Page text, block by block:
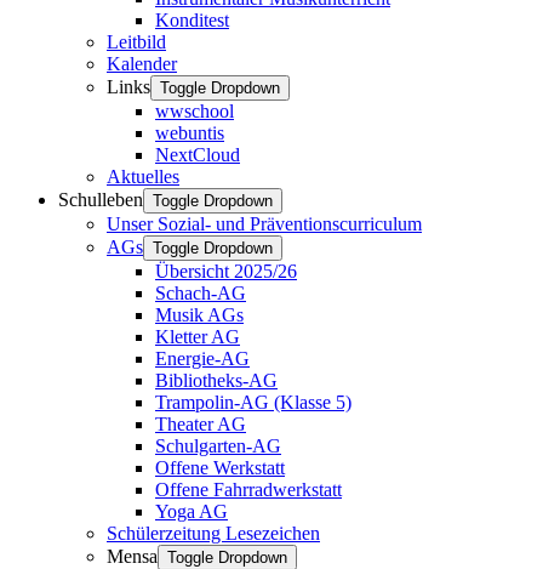
Konditest
Leitbild
Kalender
Links Toggle Dropdown
wwschool
webuntis
NextCloud
Aktuelles
Schulleben Toggle Dropdown
Unser Sozial- und Präventionscurriculum
AGs Toggle Dropdown
Übersicht 2025/26
Schach-AG
Musik AGs
Kletter AG
Energie-AG
Bibliotheks-AG
Trampolin-AG (Klasse 5)
Theater AG
Schulgarten-AG
Offene Werkstatt
Offene Fahrradwerkstatt
Yoga AG
Schülerzeitung Lesezeichen
Mensa Toggle Dropdown